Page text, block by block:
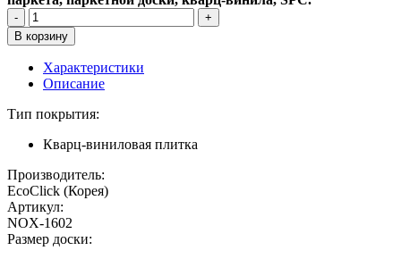
Характеристики
Описание
Тип покрытия:
Кварц-виниловая плитка
Производитель:
EcoClick (Корея)
Артикул:
NOX-1602
Размер доски: